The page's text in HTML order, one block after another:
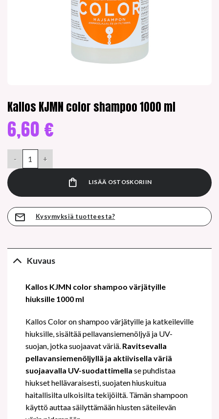
Kallos KJMN color shampoo 1000 ml
6,60 €
LISÄÄ OSTOSKORIIN
Kysymyksiä tuotteesta?
Kuvaus
Kallos KJMN color shampoo värjätyille
hiuksille 1000 ml
Kallos Color on shampoo värjätyille ja katkeileville
hiuksille, sisältää pellavansiemenöljyä ja UV-
suojan, jotka suojaavat väriä. Ravitsevalla
pellavansiemenöljyllä ja aktiivisella väriä
suojaavalla UV-suodattimella se puhdistaa
hiukset hellävaraisesti, suojaten hiuskuitua
haitallisilta ulkoisilta tekijöiltä. Tämän shampoon
käyttö auttaa säilyttämään hiusten säteilevän